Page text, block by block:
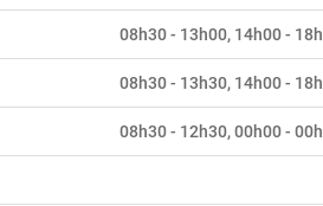
08h30 - 13h00, 14h00 -
08h30 - 13h30, 14h00 -
08h30 - 12h30, 00h00 -